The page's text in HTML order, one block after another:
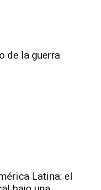
de la guerra
Latina: el